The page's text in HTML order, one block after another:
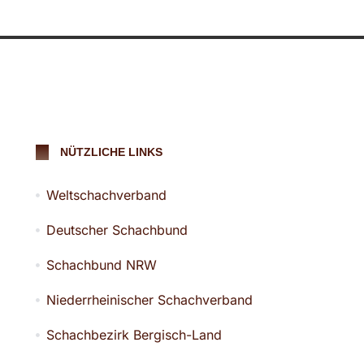
NÜTZLICHE LINKS
Weltschachverband
Deutscher Schachbund
Schachbund NRW
Niederrheinischer Schachverband
Schachbezirk Bergisch-Land